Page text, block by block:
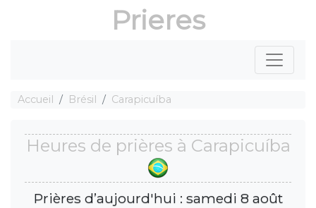
Prieres
Accueil Brésil Carapicuíba
Heures de prières à Carapicuíba
Prières d’aujourd'hui : samedi 8 août